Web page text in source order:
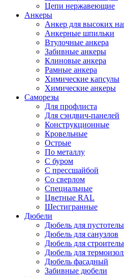
Цепи нержавеющие
Анкеры
Анкер для высоких
Анкерные шпильки
Втулочные анкера
Забивные анкеры
Клиновые анкера
Рамные анкера
Химические капсулы
Химические анкеры
Саморезы
Для профлиста
Для сэндвич-панелей
Конструкционные
Кровельные
Острые
По металлу
С буром
С прессшайбой
Со сверлом
Специальные
Цветные RAL
Шестигранные
Дюбели
Дюбель для
Дюбель для санузлов
Дюбель для
Дюбель для
Дюбель фасадный
Забивные дюбели